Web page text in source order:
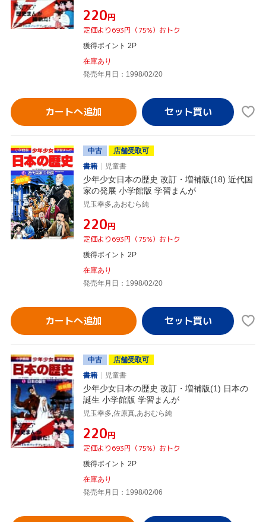
¥220円
定価より693円（75%）おトク
獲得ポイント 2P
在庫あり
発売年月日：1998/02/20
カートへ追加
中古
店舗受取可
書籍
児童書
少年少女日本の歴史 改訂・増補版(18) 近代国
家の発展 小学館版 学習まんが
児玉幸多,あおむら純
¥220円
定価より693円（75%）おトク
獲得ポイント 2P
在庫あり
発売年月日：1998/02/20
カートへ追加
中古
店舗受取可
書籍
児童書
少年少女日本の歴史 改訂・増補版(1) 日本の
誕生 小学館版 学習まんが
児玉幸多,佐原真,あおむら純
¥220円
定価より693円（75%）おトク
獲得ポイント 2P
在庫あり
発売年月日：1998/02/06